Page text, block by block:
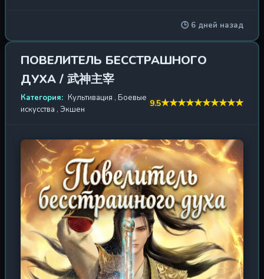
низвергли его в пучину забвения, заставив
переродиться в теле слабого и ничтожного юнца в
могуществу, а каждый шаг — это битва за выживание.
Однако искра древнего пламени не гаснет, и память о
прошлых жизнях становится его величайшим оружием.
Воскресший из небытия, он вновь ступает на путь
боевых искусств, ведомый жаждой мести и
усеян костьми врагов и руинами империй, а каждое
новое заклинание — это эхо давно ушедшей эпохи,
когда он повелевал стихиями. Этот мир полон тайн,
древних артефактов и бессмертных сект, плетущих
интриги. Впереди его ждут не только сражения, но и
загадочные союзники, верные друзья и коварные
враги, чьи истинные лица скрыты под маской
добродетели. Но сможет ли он, пройдя через горнило
страданий, вновь взойти на трон небожителей и
бросить вызов самим небесам? Дунхуа «Древний бог»
(Tai Gu Shen Zun) обещает зрителю захватывающее
🕒 6 дней назад
ПОВЕЛИТЕЛЬ БЕССТРАШНОГО
ДУХА / 武神主宰
Категория: Культивация , Боевые
искусства , Экшен
9.5★★★★★★★★★★